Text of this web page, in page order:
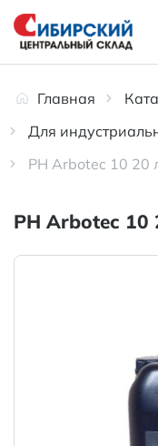
Главная
Для
РН Arbotec 10 20
РН Arbotec 10